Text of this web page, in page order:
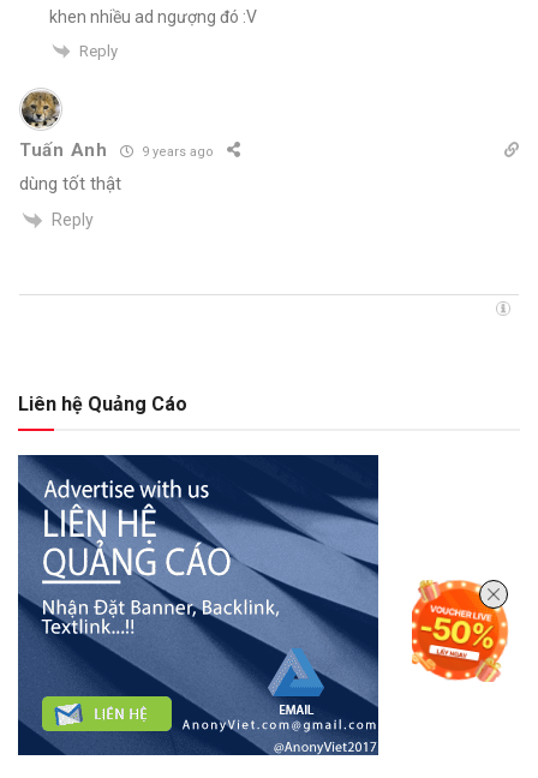
khen nhiều ad ngượng đó :V
Reply
Tuấn Anh 9 years ago
dùng tốt thật
Reply
Liên hệ Quảng Cáo